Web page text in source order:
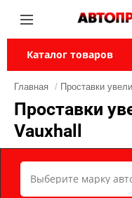
Каталог товаров
Главная / Проставки
Проставки
Vauxhall